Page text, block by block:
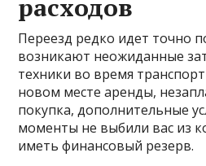
расходов
Переезд редко идет точно
возникают неожиданные
техники во время
новом месте аренды,
покупка, дополнительные
моменты не выбили вас из
иметь финансовый резерв.